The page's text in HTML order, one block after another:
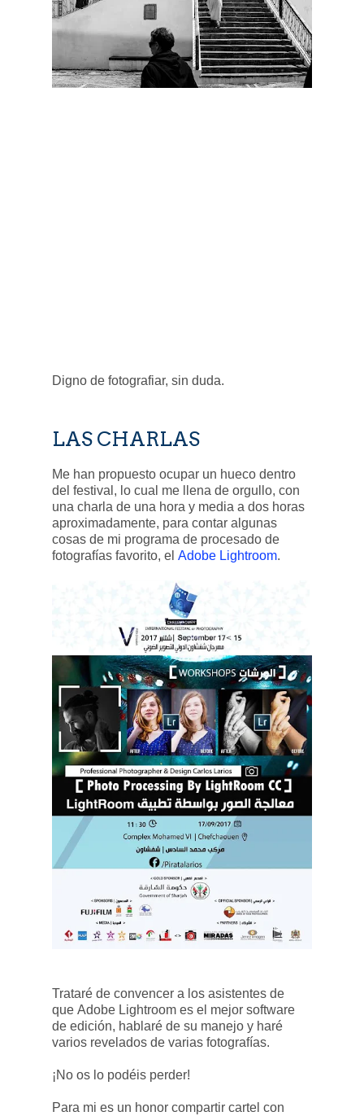
Digno de fotografiar, sin duda.
LAS CHARLAS
Me han propuesto ocupar un hueco dentro
del festival, lo cual me llena de orgullo, con
una charla de una hora y media a dos horas
aproximadamente, para contar algunas
cosas de mi programa de procesado de
fotografías favorito, el Adobe Lightroom.
Trataré de convencer a los asistentes de
que Adobe Lightroom es el mejor software
de edición, hablaré de su manejo y haré
varios revelados de varias fotografías.
¡No os lo podéis perder!
Para mi es un honor compartir cartel con